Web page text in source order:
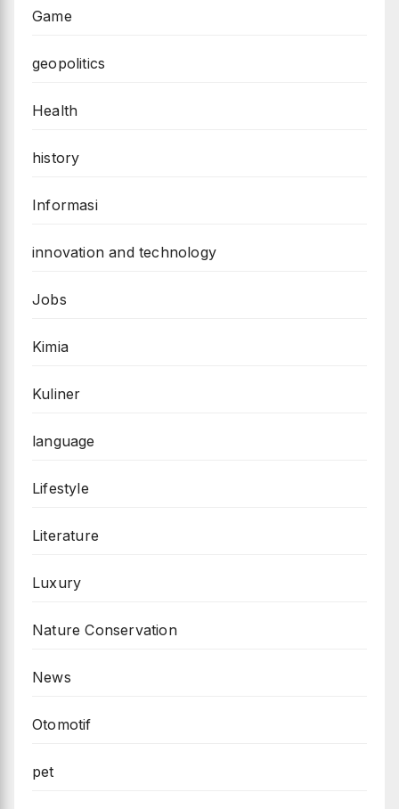
Game
geopolitics
Health
history
Informasi
innovation and technology
Jobs
Kimia
Kuliner
language
Lifestyle
Literature
Luxury
Nature Conservation
News
Otomotif
pet